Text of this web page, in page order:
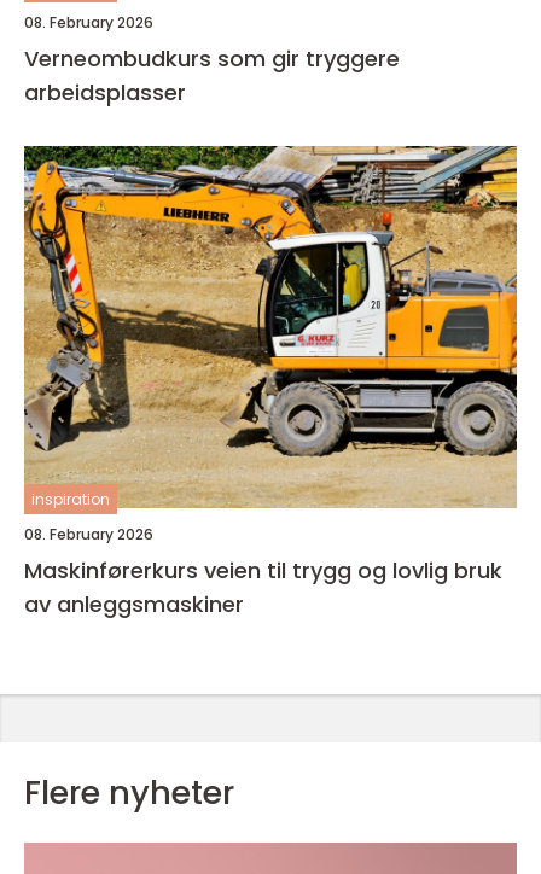
08. February 2026
Verneombudkurs som gir tryggere
arbeidsplasser
inspiration
08. February 2026
Maskinførerkurs veien til trygg og lovlig bruk
av anleggsmaskiner
Flere nyheter